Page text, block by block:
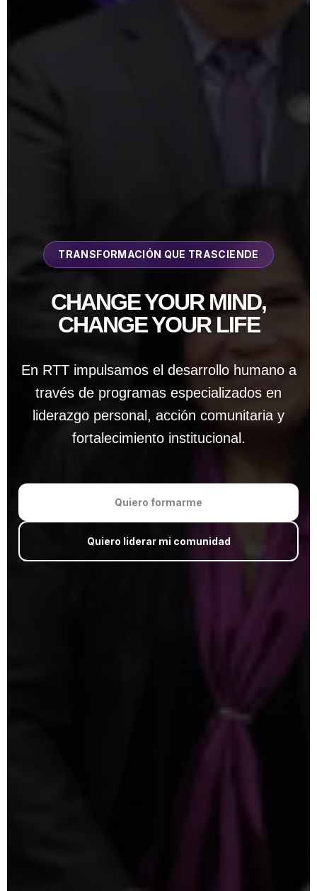
TRANSFORMACIÓN QUE TRASCIENDE
CHANGE YOUR MIND,
CHANGE YOUR LIFE
En RTT impulsamos el desarrollo humano a
través de programas especializados en
liderazgo personal, acción comunitaria y
fortalecimiento institucional.
Quiero formarme
Quiero liderar mi comunidad